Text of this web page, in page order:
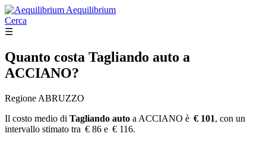
Aequilibrium
Cerca
☰
Quanto costa Tagliando auto a
ACCIANO?
Regione ABRUZZO
Il costo medio di Tagliando auto a ACCIANO è € 101, con un
intervallo stimato tra € 86 e € 116.